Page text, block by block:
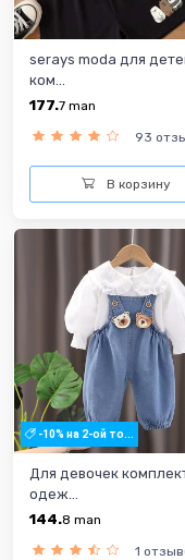
serays moda для
ком...
177.7 man
93
В корзину
-10% на 2-ой то...
Для девочек
одеж...
144.8 man
1